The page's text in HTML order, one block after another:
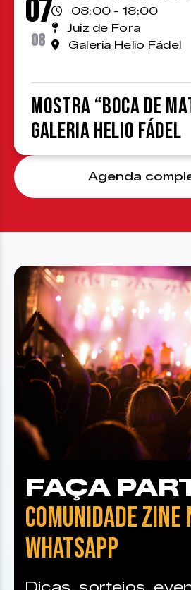
07
08
08:00 - 18:00
Juiz de Fora
Galeria Helio Fádel
Mostra “Boca de
Galeria Helio Fádel
Agenda
FAÇA
COMUNIDADE ZINE
WHATSAPP